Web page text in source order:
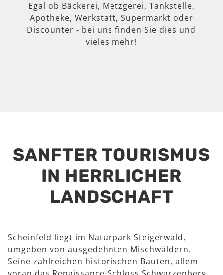
Egal ob Bäckerei, Metzgerei, Tankstelle,
Apotheke, Werkstatt, Supermarkt oder
Discounter - bei uns finden Sie dies und
vieles mehr!
SANFTER TOURISMUS
IN HERRLICHER
LANDSCHAFT
Scheinfeld liegt im Naturpark Steigerwald,
umgeben von ausgedehnten Mischwäldern.
Seine zahlreichen historischen Bauten, allem